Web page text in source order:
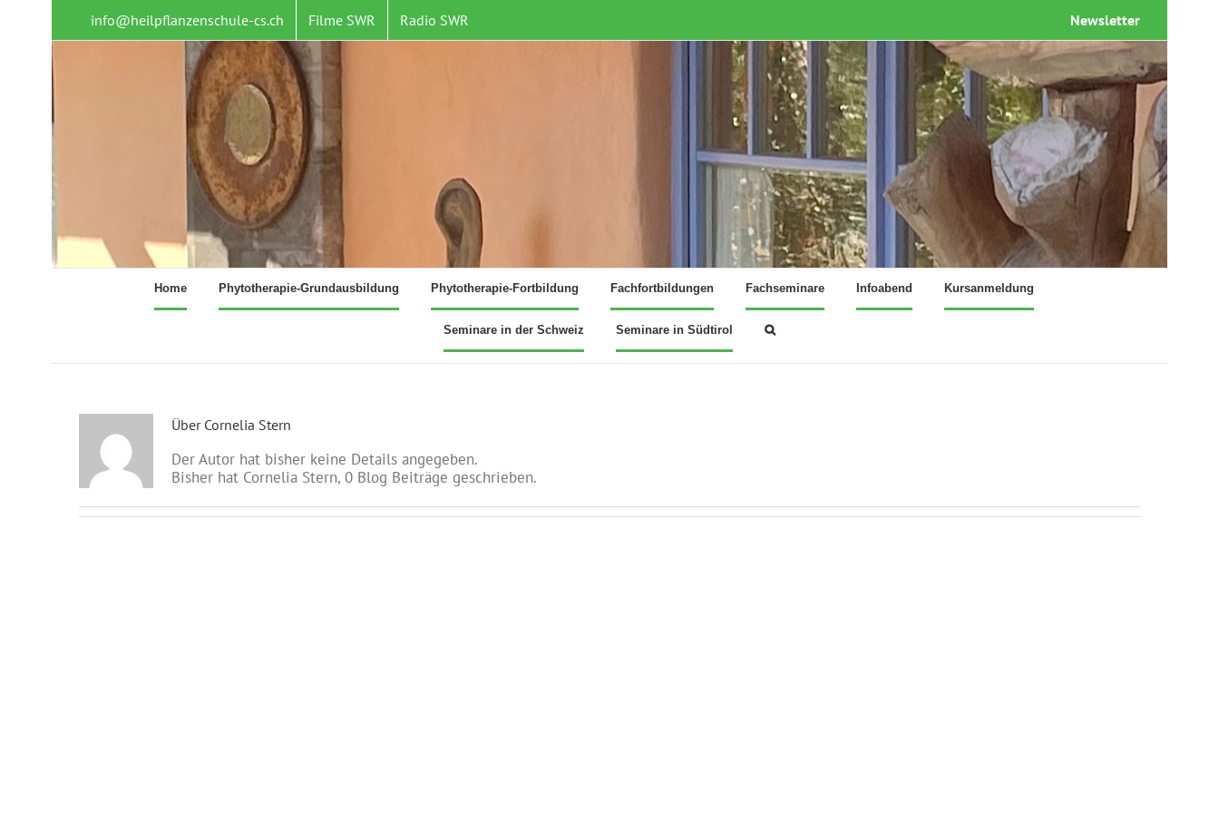
springen
info@heilpflanzenschule-cs.ch Filme SWR Radio SWR Newsletter
Home Phytotherapie-Grundausbildung Phytotherapie-Fortbildung Fachfortbildungen Fachseminare Infoabend Kursanmeldung
Seminare in der Schweiz Seminare in Südtirol
Über Cornelia Stern
Der Autor hat bisher keine Details angegeben.
Bisher hat Cornelia Stern, 0 Blog Beiträge geschrieben.